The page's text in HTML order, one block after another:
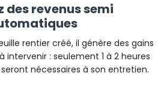
des revenus semi
rentier créé, il génère des gains
intervenir : seulement 1 à 2 heures
nécessaires à son entretien.